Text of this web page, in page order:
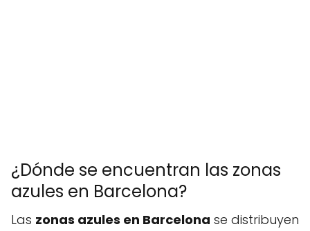
¿Dónde se encuentran las zonas
azules en Barcelona?
Las zonas azules en Barcelona se distribuyen